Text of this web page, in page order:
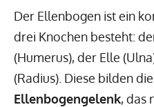
Der Ellenbogen ist ein
drei Knochen besteht:
(Humerus), der Elle
(Radius). Diese bilden
Ellenbogengelenk, das